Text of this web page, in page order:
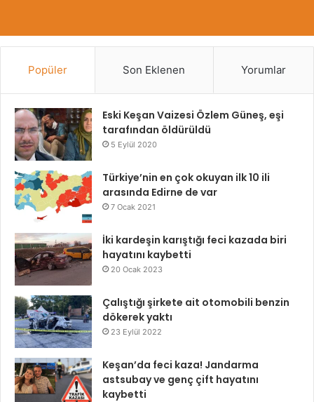
Popüler Son Eklenen Yorumlar
Eski Keşan Vaizesi Özlem Güneş, eşi
tarafından öldürüldü
5 Eylül 2020
Türkiye’nin en çok okuyan ilk 10 ili
arasında Edirne de var
7 Ocak 2021
İki kardeşin karıştığı feci kazada biri
hayatını kaybetti
20 Ocak 2023
Çalıştığı şirkete ait otomobili benzin
dökerek yaktı
23 Eylül 2022
Keşan’da feci kaza! Jandarma
astsubay ve genç çift hayatını
kaybetti